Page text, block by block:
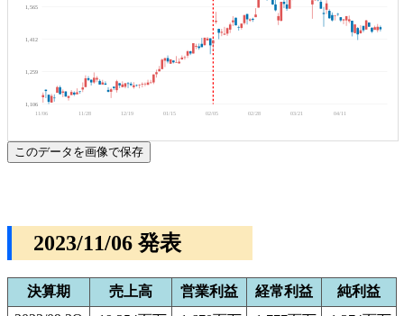
1,106
1,259
1,412
1,565
11/06 11/28 12/19 01/15 02/05 02/28 03/21 04/11
このデータを画像で保存
2023/11/06 発表
決算期 売上高 営業利益 経常利益
純利益